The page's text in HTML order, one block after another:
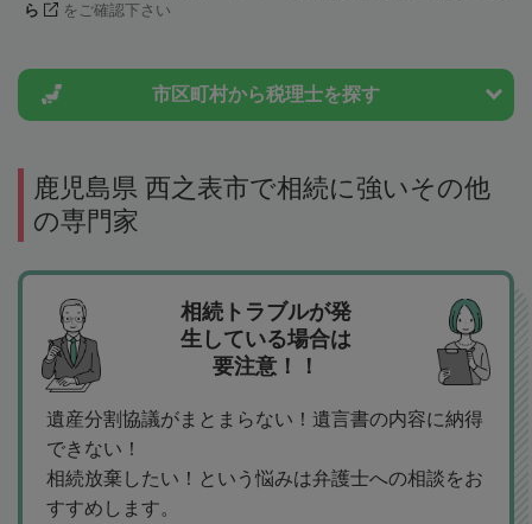
ら
をご確認下さい
市区町村から税理士を探す
鹿児島県 西之表市で相続に強いその他
の専門家
相続トラブルが発
生している場合は
要注意！！
遺産分割協議がまとまらない！遺言書の内容に納得
できない！
相続放棄したい！という悩みは弁護士への相談をお
すすめします。